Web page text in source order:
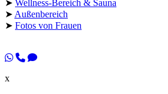
➤ Wellness-Bereich & Sauna
➤Außenbereich
➤ Fotos von Frauen
x